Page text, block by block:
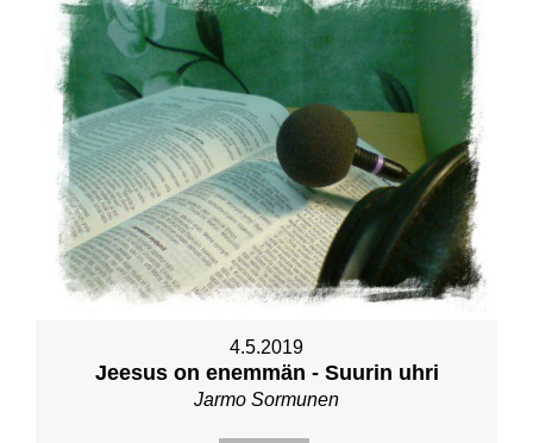
4.5.2019
Jeesus on enemmän - Suurin uhri
Jarmo Sormunen